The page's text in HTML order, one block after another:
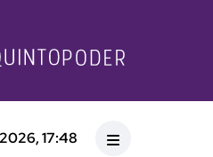
17:48